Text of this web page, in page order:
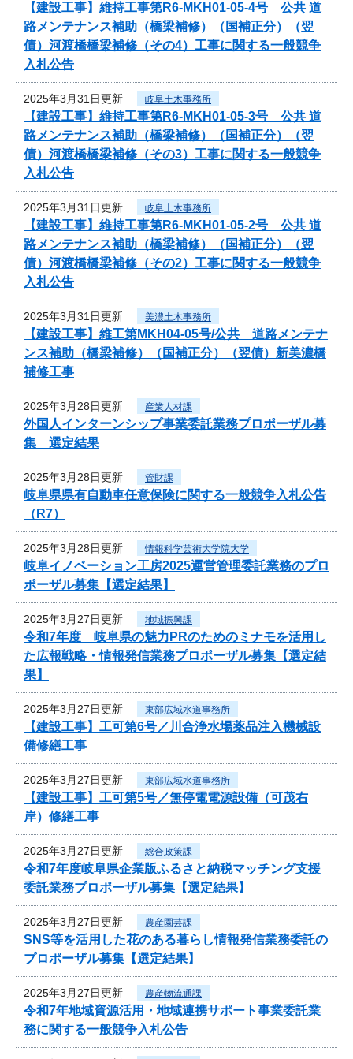
【建設工事】維持工事第R6-MKH01-05-4号 公共 道
路メンテナンス補助（橋梁補修）（国補正分）（翌
債）河渡橋橋梁補修（その4）工事に関する一般競争
入札公告
2025年3月31日更新 岐阜土木事務所
【建設工事】維持工事第R6-MKH01-05-3号 公共 道
路メンテナンス補助（橋梁補修）（国補正分）（翌
債）河渡橋橋梁補修（その3）工事に関する一般競争
入札公告
2025年3月31日更新 岐阜土木事務所
【建設工事】維持工事第R6-MKH01-05-2号 公共 道
路メンテナンス補助（橋梁補修）（国補正分）（翌
債）河渡橋橋梁補修（その2）工事に関する一般競争
入札公告
2025年3月31日更新 美濃土木事務所
【建設工事】維工第MKH04-05号/公共 道路メンテナ
ンス補助（橋梁補修）（国補正分）（翌債）新美濃橋
補修工事
2025年3月28日更新 産業人材課
外国人インターンシップ事業委託業務プロポーザル募
集 選定結果
2025年3月28日更新 管財課
岐阜県県有自動車任意保険に関する一般競争入札公告
（R7）
2025年3月28日更新 情報科学芸術大学院大学
岐阜イノベーション工房2025運営管理委託業務のプロ
ポーザル募集【選定結果】
2025年3月27日更新 地域振興課
令和7年度 岐阜県の魅力PRのためのミナモを活用し
た広報戦略・情報発信業務プロポーザル募集【選定結
果】
2025年3月27日更新 東部広域水道事務所
【建設工事】工可第6号／川合浄水場薬品注入機械設
備修繕工事
2025年3月27日更新 東部広域水道事務所
【建設工事】工可第5号／無停電電源設備（可茂右
岸）修繕工事
2025年3月27日更新 総合政策課
令和7年度岐阜県企業版ふるさと納税マッチング支援
委託業務プロポーザル募集【選定結果】
2025年3月27日更新 農産園芸課
SNS等を活用した花のある暮らし情報発信業務委託の
プロポーザル募集【選定結果】
2025年3月27日更新 農産物流通課
令和7年地域資源活用・地域連携サポート事業委託業
務に関する一般競争入札公告